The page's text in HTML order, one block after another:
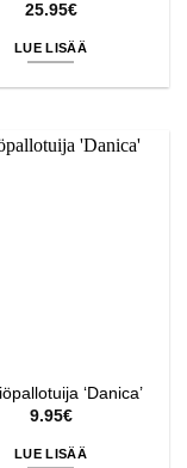
25.95€
LUE LISÄÄ
‘Danica’
9.95€
LUE LISÄÄ